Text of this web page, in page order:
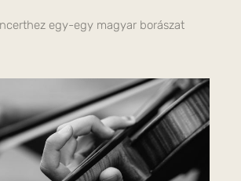
egy-egy magyar borászat